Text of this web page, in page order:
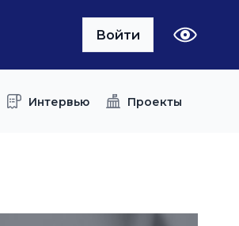
Войти
Интервью Проекты